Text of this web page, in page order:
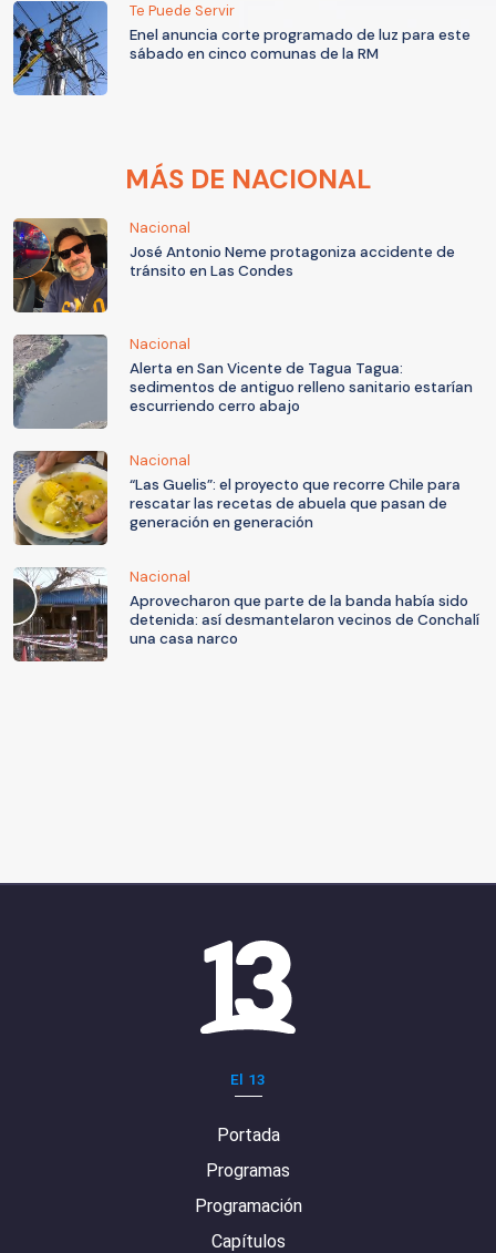
Te Puede Servir
Enel anuncia corte programado de luz para este
sábado en cinco comunas de la RM
MÁS DE NACIONAL
Nacional
José Antonio Neme protagoniza accidente de
tránsito en Las Condes
Nacional
Alerta en San Vicente de Tagua Tagua:
sedimentos de antiguo relleno sanitario estarían
escurriendo cerro abajo
Nacional
“Las Guelis”: el proyecto que recorre Chile para
rescatar las recetas de abuela que pasan de
generación en generación
Nacional
Aprovecharon que parte de la banda había sido
detenida: así desmantelaron vecinos de Conchalí
una casa narco
El 13
Portada
Programas
Programación
Capítulos